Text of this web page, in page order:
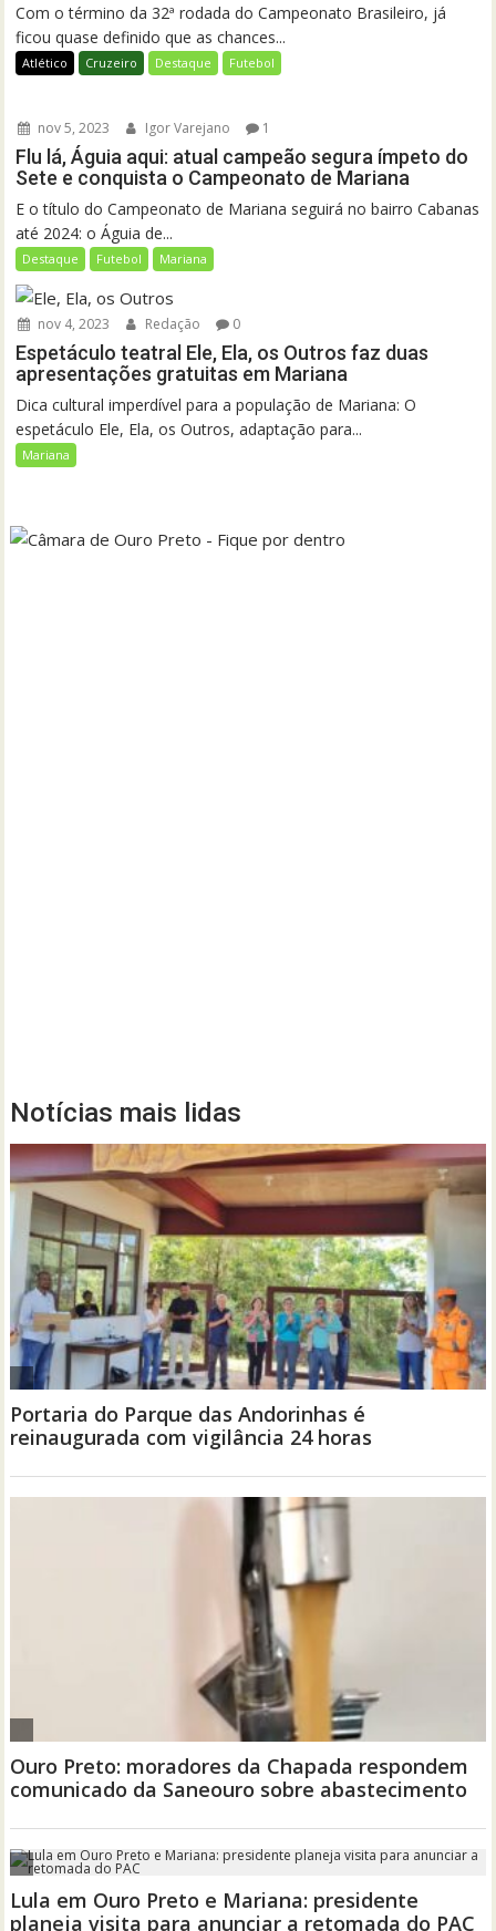
Com o término da 32ª rodada do Campeonato Brasileiro, já
ficou quase definido que as chances...
Atlético Cruzeiro Destaque Futebol
nov 5, 2023 Igor Varejano 1
Flu lá, Águia aqui: atual campeão segura ímpeto do
Sete e conquista o Campeonato de Mariana
E o título do Campeonato de Mariana seguirá no bairro Cabanas
até 2024: o Águia de...
Destaque Futebol Mariana
nov 4, 2023 Redação 0
Espetáculo teatral Ele, Ela, os Outros faz duas
apresentações gratuitas em Mariana
Dica cultural imperdível para a população de Mariana: O
espetáculo Ele, Ela, os Outros, adaptação para...
Mariana
Notícias mais lidas